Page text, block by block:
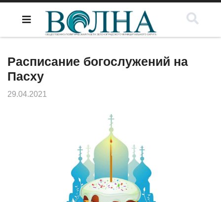
Расписание богослужений на
Пасху
29.04.2021